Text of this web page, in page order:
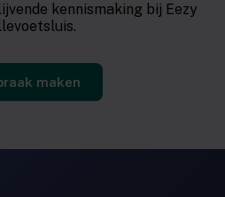
kennismaking bij Eezy
maken